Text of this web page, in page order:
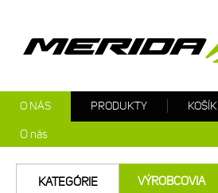
KATEGÓRIE VÝROBCOVIA
O NÁS
O nás
PRODUKTY KOŠÍK